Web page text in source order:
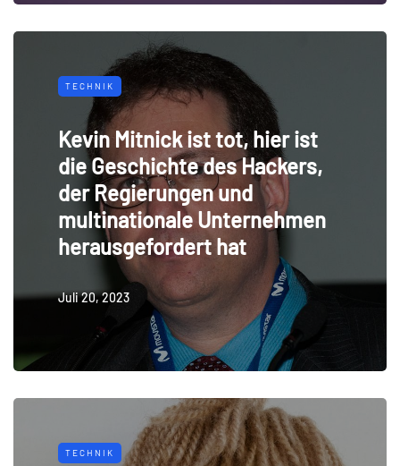
TECHNIK
Kevin Mitnick ist tot, hier ist
die Geschichte des Hackers,
der Regierungen und
multinationale Unternehmen
herausgefordert hat
Juli 20, 2023
TECHNIK